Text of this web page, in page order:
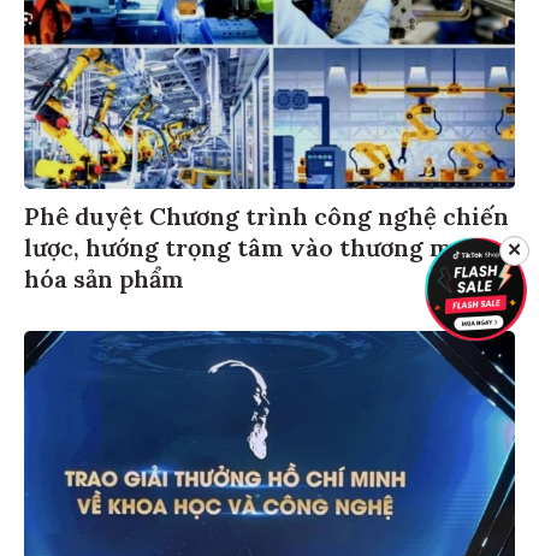
Phê duyệt Chương trình công nghệ chiến
lược, hướng trọng tâm vào thương mại
hóa sản phẩm
✕